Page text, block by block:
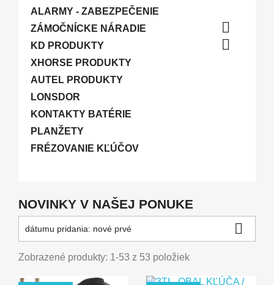
ALARMY - ZABEZPEČENIE
ZÁMOČNÍCKE NÁRADIE

KD PRODUKTY 
XHORSE PRODUKTY
AUTEL PRODUKTY
LONSDOR
KONTAKTY BATÉRIE
PLANŽETY
FRÉZOVANIE KĽÚČOV
NOVINKY V NAŠEJ PONUKE
dátumu pridania: nové prvé 
Zobrazené produkty: 1-53 z 53 položiek